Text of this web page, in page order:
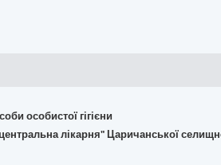
особистої гігієни
лікарня" Царичанської